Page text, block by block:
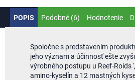
POPIS Podobné (6) Hodnotenie
Spoločne s predstavením
jeho význam a účinnosť ešte
výrobného postupu u Reef-Roids
amino-kyselín a 12 mastných